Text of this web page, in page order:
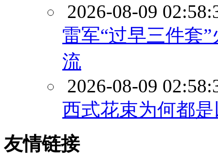
2026-08-09
雷军“过早三件套
流
2026-08-09
西式花束为何都
友情链接